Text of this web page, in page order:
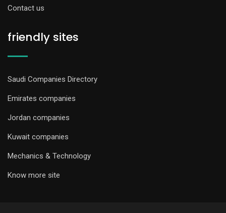
Contact us
friendly sites
Saudi Companies Directory
Emirates companies
Jordan companies
Kuwait companies
Mechanics & Technology
Know more site